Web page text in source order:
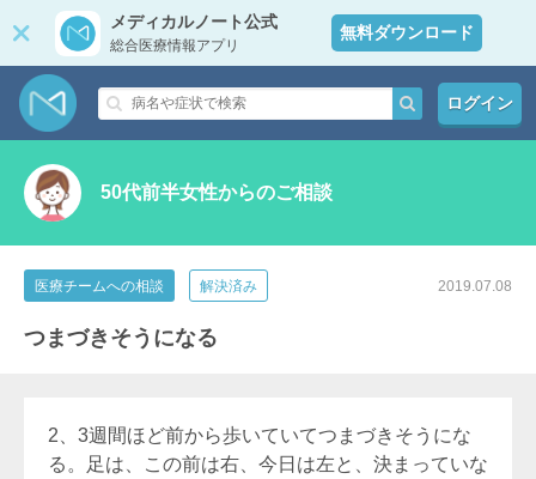
メディカルノート公式
総合医療情報アプリ
無料ダウンロード
ログイン
50代前半女性からのご相談
医療チームへの相談 解決済み 2019.07.08
つまづきそうになる
2、3週間ほど前から歩いていてつまづきそうにな
る。足は、この前は右、今日は左と、決まっていな